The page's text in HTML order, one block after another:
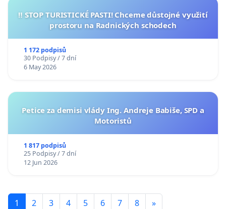
‼️ STOP TURISTICKÉ PASTI! Chceme důstojné využití
prostoru na Radnických schodech
1 172 podpisů
30 Podpisy / 7 dní
6 May 2026
Petice za demisi vlády Ing. Andreje Babiše, SPD a
Motoristů
1 817 podpisů
25 Podpisy / 7 dní
12 Jun 2026
1 2 3 4 5 6 7 8 »